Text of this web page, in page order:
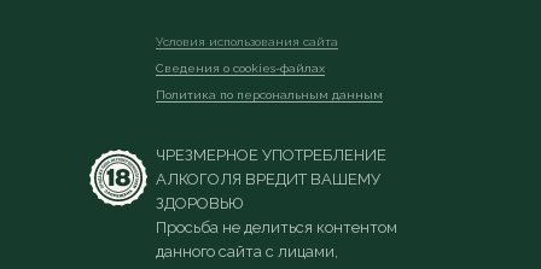
Условия использования сайта
Политика по персональным данным
Сведения о сookies-файлах
ЧРЕЗМЕРНОЕ УПОТРЕБЛЕНИЕ
АЛКОГОЛЯ ВРЕДИТ ВАШЕМУ
ЗДОРОВЬЮ
Просьба не делиться контентом
данного сайта с лицами,